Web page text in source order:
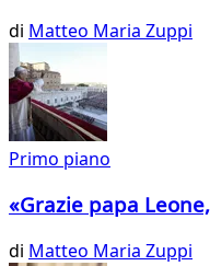
di Matteo Maria Zuppi
Primo piano
«Grazie papa
di Matteo Maria Zuppi